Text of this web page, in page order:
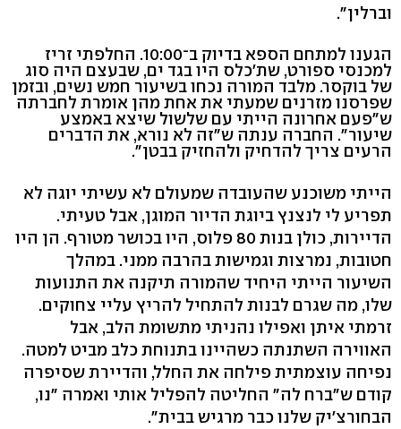
וברלין".
הגענו למתחם הספא בדיוק ב־10:00. החלפתי זריז
למכנסי ספורט, שת'כלס היו בגד ים, שבעצם היה סוג
של בוקסר. מלבד המורה נכחו בשיעור חמש נשים, ובזמן
שפרסנו מזרנים שמעתי את אחת מהן אומרת לחברתה
ש"פעם אחרונה הייתי עם שלשול שיצא באמצע
שיעור". החברה ענתה ש"זה לא נורא, את הדברים
הרעים צריך להדחיק ולהחזיק בבטן".
הייתי משוכנע שהעובדה שמעולם לא עשיתי יוגה לא
תפריע לי לנצנץ ביוגת הדיור המוגן, אבל טעיתי.
הדיירות, כולן בנות 80 פלוס, היו בכושר מטורף. הן היו
חטובות, נמרצות וגמישות בהרבה ממני. במהלך
השיעור הייתי היחיד שהמורה תיקנה את התנועות
שלו, מה שגרם לבנות להתחיל להריץ עליי צחוקים.
זרמתי איתן ואפילו נהניתי מתשומת הלב, אבל
האווירה השתנתה כשהיינו בתנוחת כלב מביט למטה.
נפיחה עוצמתית פילחה את החלל, והדיירת שסיפרה
קודם ש"ברח לה" החליטה להפליל אותי ואמרה "נו,
הבחורצ'יק שלנו כבר מרגיש בבית".